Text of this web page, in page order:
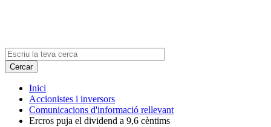
Inici
Accionistes i inversors
Comunicacions d'informació rellevant
Ercros puja el dividend a 9,6 cèntims